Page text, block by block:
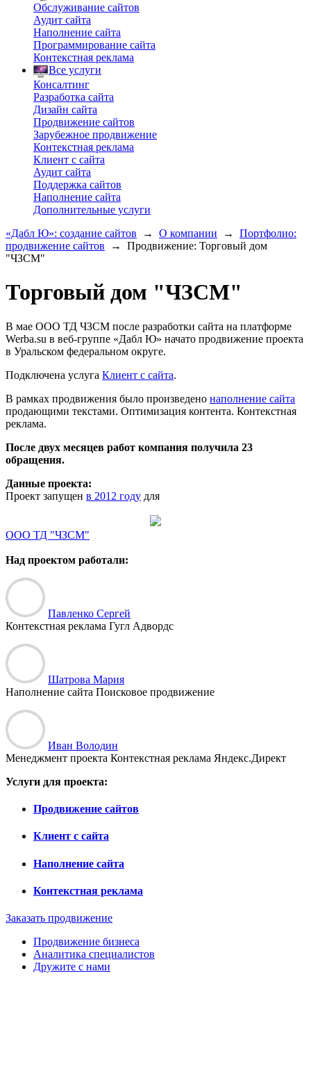
Обслуживание сайтов
Аудит сайта
Наполнение сайта
Программирование сайта
Контекстная реклама
Все услуги
Консалтинг
Разработка сайта
Дизайн сайта
Продвижение сайтов
Зарубежное продвижение
Контекстная реклама
Клиент с сайта
Аудит сайта
Поддержка сайтов
Наполнение сайта
Дополнительные услуги
«Дабл Ю»: создание сайтов
→ О компании →
Портфолио:
продвижение сайтов
→
Продвижение: Торговый дом
"ЧЗСМ"
Торговый дом "ЧЗСМ"
В мае ООО ТД ЧЗСМ после разработки сайта на платформе
Werba.su в веб-группе «Дабл Ю» начато продвижение проекта
в Уральском федеральном округе.
Подключена услуга Клиент с сайта.
В рамках продвижения было произведено наполнение сайта
продающими текстами. Оптимизация контента. Контекстная
реклама.
После двух месяцев работ компания получила 23
обращения.
Данные проекта:
Проект запущен в 2012 году для
ООО ТД "ЧЗСМ"
Над проектом работали:
Павленко Сергей
Контекстная реклама Гугл Адвордс
Шатрова Мария
Наполнение сайта Поисковое продвижение
Иван Володин
Менеджмент проекта Контекстная реклама Яндекс.Директ
Услуги для проекта:
Продвижение сайтов
Клиент с сайта
Наполнение сайта
Контекстная реклама
Заказать продвижение
Продвижение бизнеса
Аналитика специалистов
Дружите с нами